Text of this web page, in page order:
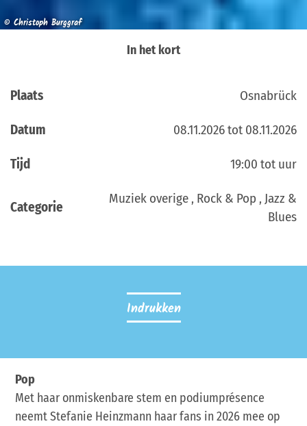
© Christoph Burggraf
In het kort
Plaats Osnabrück
Datum 08.11.2026 tot 08.11.2026
Tijd 19:00 tot uur
Categorie
Muziek overige , Rock & Pop , Jazz &
Blues
Indrukken
Pop
Met haar onmiskenbare stem en podiumprésence
neemt Stefanie Heinzmann haar fans in 2026 mee op